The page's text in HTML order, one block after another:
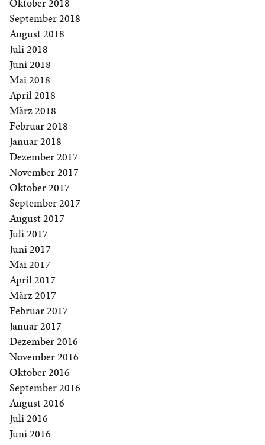
September 2018
August 2018
Juli 2018
Juni 2018
Mai 2018
April 2018
März 2018
Februar 2018
Januar 2018
Dezember 2017
November 2017
Oktober 2017
September 2017
August 2017
Juli 2017
Juni 2017
Mai 2017
April 2017
März 2017
Februar 2017
Januar 2017
Dezember 2016
November 2016
Oktober 2016
September 2016
August 2016
Juli 2016
Juni 2016